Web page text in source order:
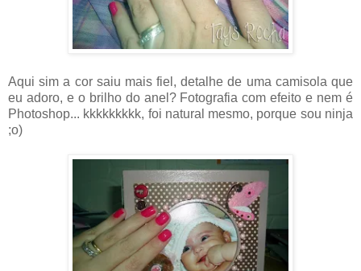
Aqui sim a cor saiu mais fiel, detalhe de uma camisola que
eu adoro, e o brilho do anel? Fotografia com efeito e nem é
Photoshop... kkkkkkkkk, foi natural mesmo, porque sou ninja
;o)